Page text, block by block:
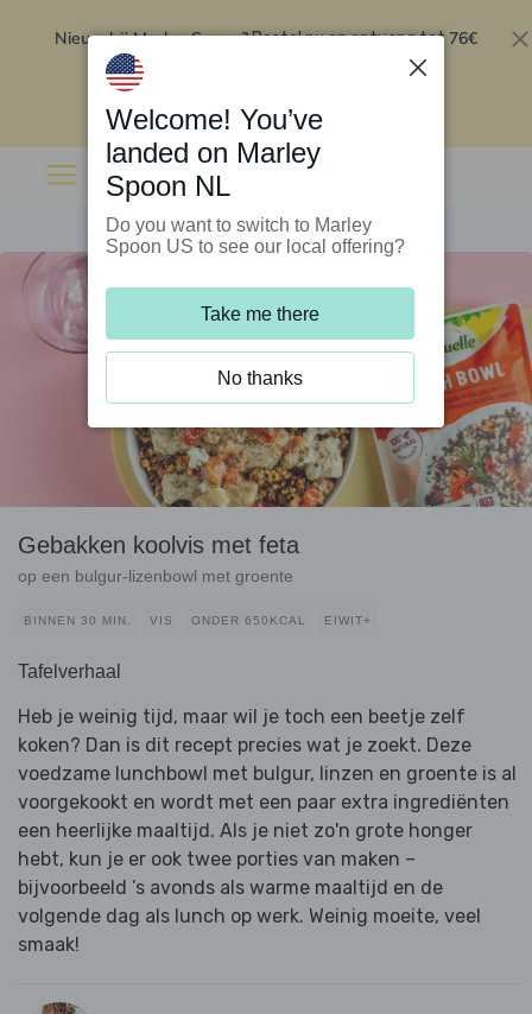
Nieuw bij Marley Spoon?Bestel nu en ontvang tot 76€
Gebakken koolvis met feta
op een bulgur-lizenbowl met groente
BINNEN 30 MIN. VIS ONDER 650KCAL EIWIT+
Tafelverhaal
Heb je weinig tijd, maar wil je toch een beetje zelf
koken? Dan is dit recept precies wat je zoekt. Deze
voedzame lunchbowl met bulgur, linzen en groente is al
voorgekookt en wordt met een paar extra ingrediënten
een heerlijke maaltijd. Als je niet zo'n grote honger
hebt, kun je er ook twee porties van maken –
bijvoorbeeld ’s avonds als warme maaltijd en de
volgende dag als lunch op werk. Weinig moeite, veel
smaak!
Welcome! You’ve
landed on Marley
Spoon NL
Do you want to switch to Marley
Spoon US to see our local offering?
Take me there
No thanks